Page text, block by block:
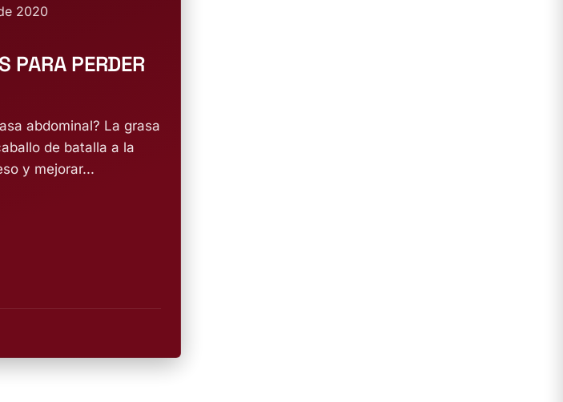
2020
PARA PERDER
abdominal? La grasa
de batalla a la
y mejorar...